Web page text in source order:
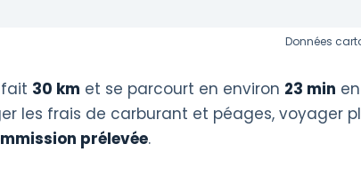
Données
fait 30 km et se parcourt en environ 23 min
les frais de carburant et péages, voyager
prélevée.